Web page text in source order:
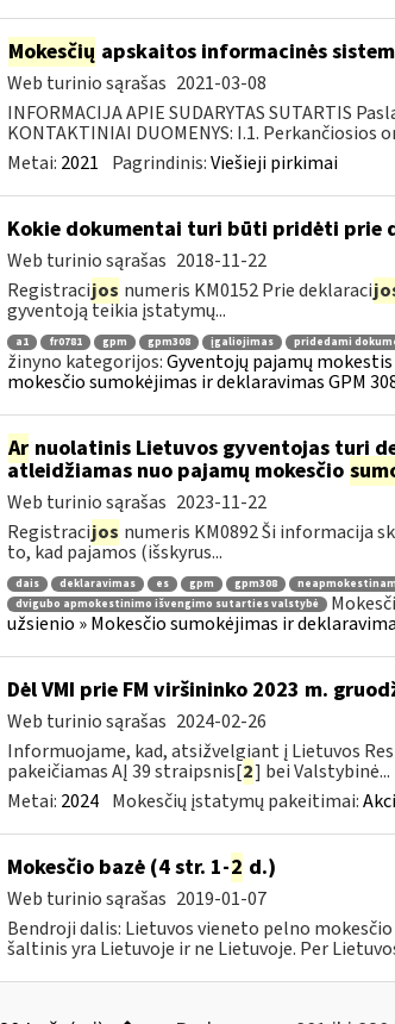
Mokesčių apskaitos informacinės
Web turinio sąrašas 2021-03-08
INFORMACIJA APIE SUDARYTAS SUTARTIS
KONTAKTINIAI DUOMENYS: I.1. Perkančiosios
Metai: 2021 Pagrindinis:Viešieji pirkimai
Kokie dokumentai turi būti pridėti prie
Web turinio sąrašas 2018-11-22
Registracijos numeris KM0152 Prie deklaraci
gyventoją teikia įstatymų...
a1 fr0781 gpm gpm308 įgaliojimas pridedami
žinyno kategorijos:Gyventojų pajamų
mokesčio sumokėjimas ir deklaravimas GPM
Arnuolatinis Lietuvos gyventojas turi
atleidžiamas nuo pajamų mokesčio
Web turinio sąrašas 2023-11-22
Registracijos numeris KM0892 Ši informacija
to, kad pajamos (išskyrus...
dais deklaravimas es gpm gpm308
dvigubo apmokestinimo išvengimo sutarties valstybė
užsienio » Mokesčio sumokėjimas ir
Dėl VMI prie FM viršininko 2023 m.
Web turinio sąrašas 2024-02-26
Informuojame, kad, atsižvelgiant į Lietuvos
pakeičiamas AĮ 39 straipsnis[2] bei Valstybinė...
Metai: 2024 Mokesčių įstatymų pakeitimai:
Mokesčio bazė (4 str. 1-2 d.)
Web turinio sąrašas 2019-01-07
Bendroji dalis: Lietuvos vieneto pelno
šaltinis yra Lietuvoje ir ne Lietuvoje. Per